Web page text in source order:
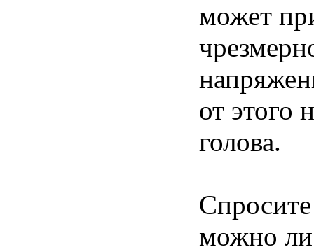
может
от этого
голова.
можно